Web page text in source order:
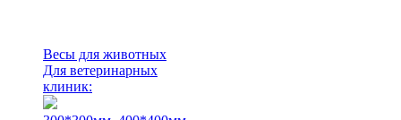
Весы для животных
Для ветеринарных
клиник: